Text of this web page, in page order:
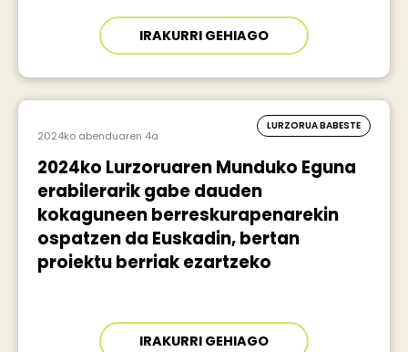
IRAKURRI GEHIAGO
2024ko abenduaren 4a
LURZORUA BABESTE
2024ko Lurzoruaren Munduko Eguna
erabilerarik gabe dauden
kokaguneen berreskurapenarekin
ospatzen da Euskadin, bertan
proiektu berriak ezartzeko
IRAKURRI GEHIAGO